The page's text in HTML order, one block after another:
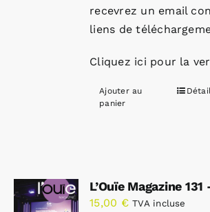
recevrez un email
liens de
Cliquez ici pour la
Ajouter au
panier
L’Ouïe Magazine
15,00 € TVA incluse